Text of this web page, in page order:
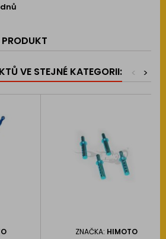
VE STEJNÉ KATEGORII: >
<
ZNAČKA: HIMOTO